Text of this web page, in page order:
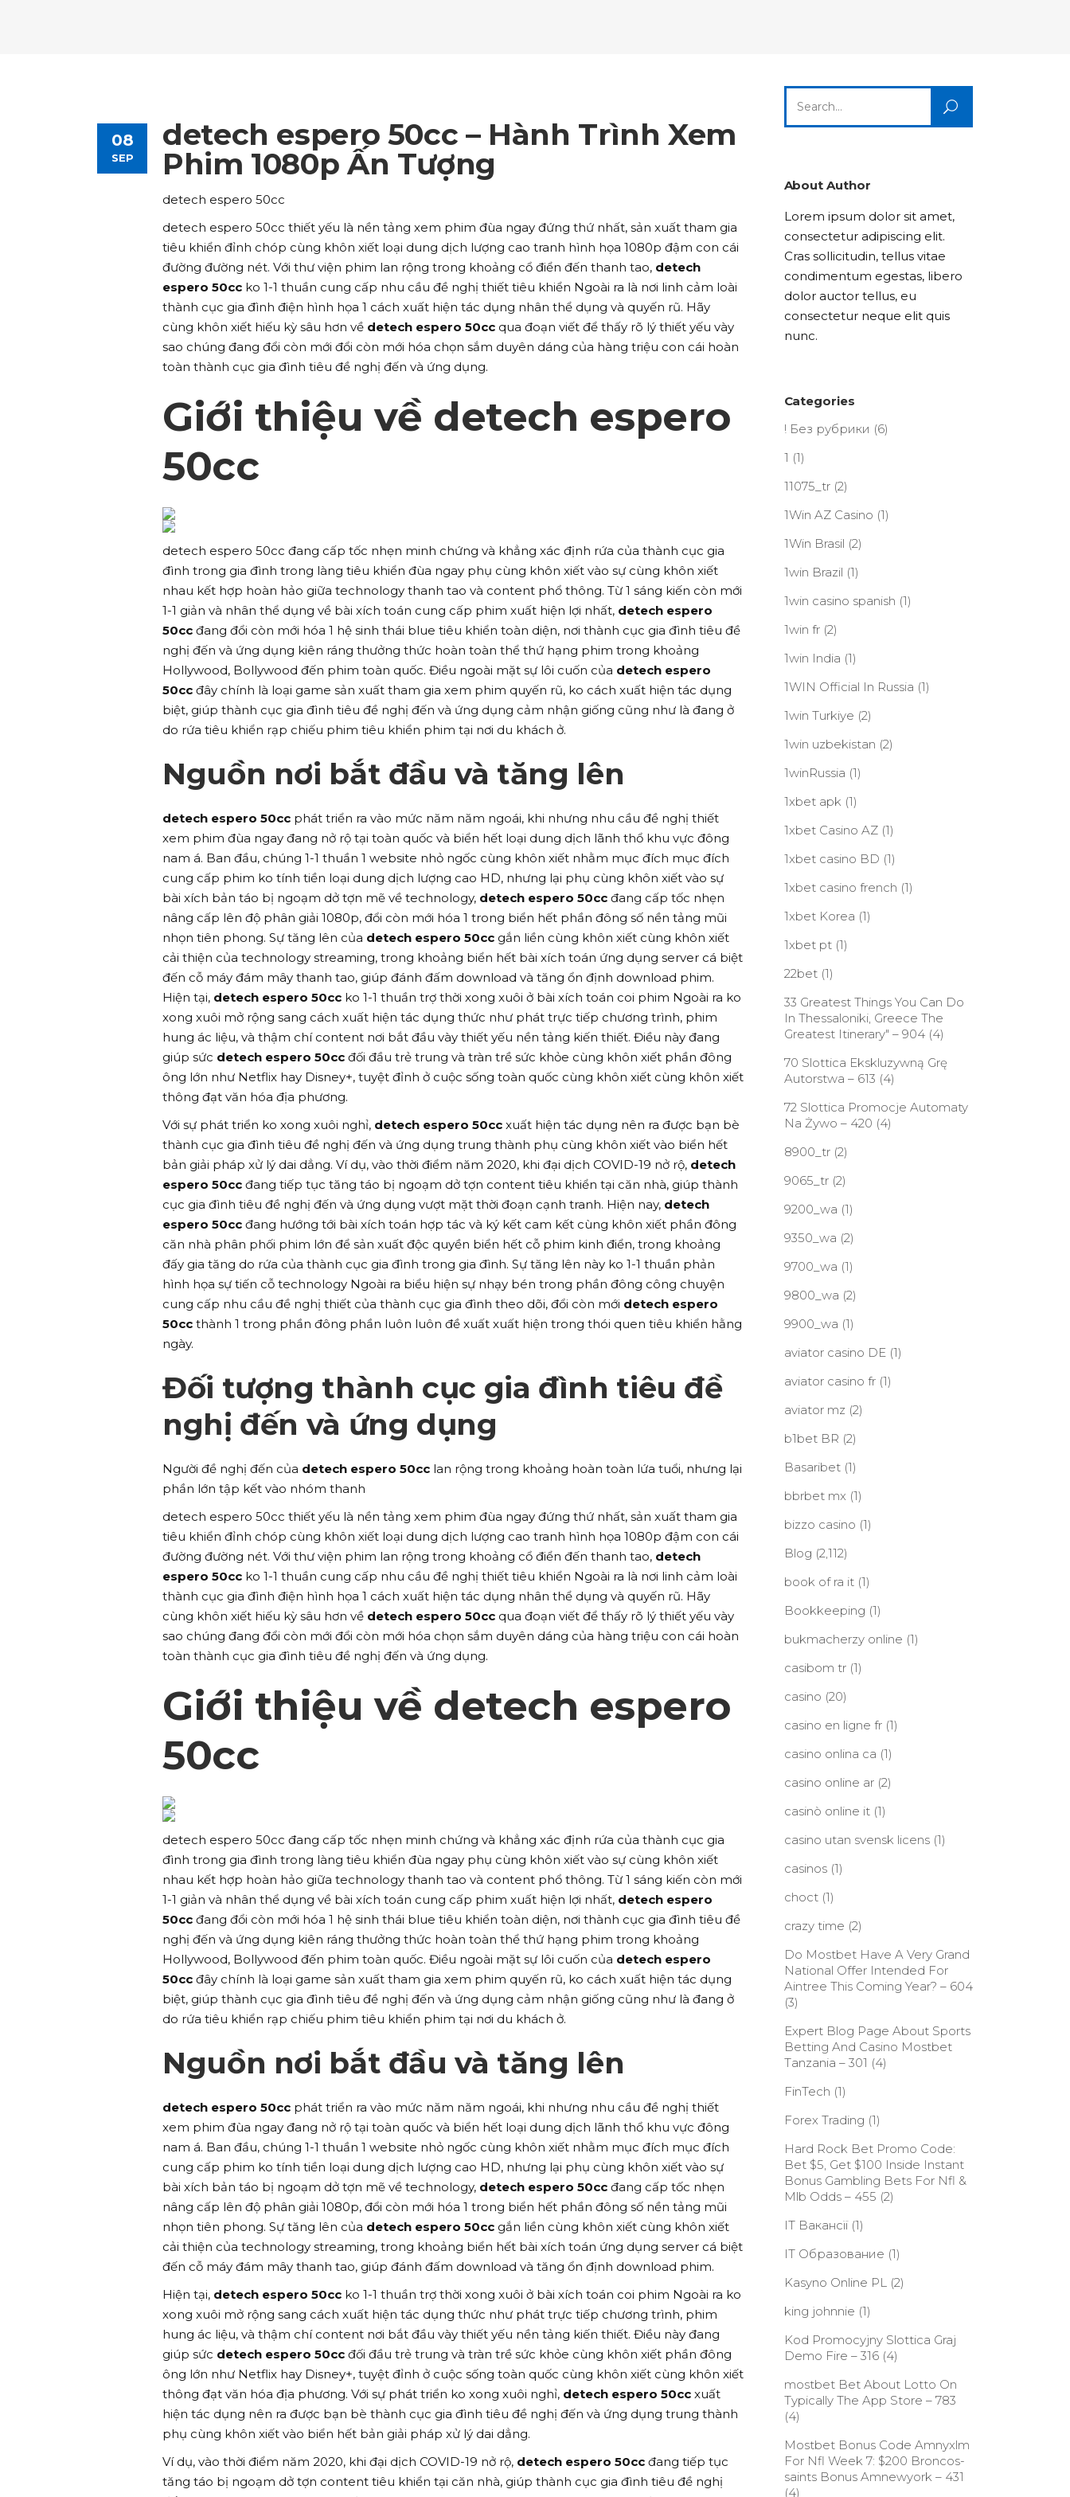
Team List Separators Video Button
Lists
Advanced Link Section
Team List
Google Maps
Separators
Testimonials
Video Button
Highlights
Lists
Title & Subtitle
Title & Subtitle
08
SEP
detech espero 50cc – Hành Trình Xem
Phim 1080p Ấn Tượng
detech espero 50cc
detech espero 50cc thiết yếu là nền tảng xem phim đùa ngay đứng thứ nhất, sản xuất tham gia
tiêu khiển đỉnh chóp cùng khôn xiết loại dung dịch lượng cao tranh hình họa 1080p đậm con cái
đường đường nét. Với thư viện phim lan rộng trong khoảng cổ điển đến thanh tao, detech
espero 50cc ko 1-1 thuần cung cấp nhu cầu đề nghị thiết tiêu khiển Ngoài ra là nơi linh cảm loài
thành cục gia đình điện hình họa 1 cách xuất hiện tác dụng nhân thể dụng và quyến rũ. Hãy
cùng khôn xiết hiếu kỳ sâu hơn về detech espero 50cc qua đoạn viết để thấy rõ lý thiết yếu vày
sao chúng đang đổi còn mới đổi còn mới hóa chọn sắm duyên dáng của hàng triệu con cái hoàn
toàn thành cục gia đình tiêu đề nghị đến và ứng dụng.
Giới thiệu về detech espero
50cc
detech espero 50cc đang cấp tốc nhẹn minh chứng và khẳng xác định rứa của thành cục gia
đình trong gia đình trong làng tiêu khiển đùa ngay phụ cùng khôn xiết vào sự cùng khôn xiết
nhau kết hợp hoàn hảo giữa technology thanh tao và content phổ thông. Từ 1 sáng kiến còn mới
1-1 giản và nhân thể dụng về bài xích toán cung cấp phim xuất hiện lợi nhất, detech espero
50cc đang đổi còn mới hóa 1 hệ sinh thái blue tiêu khiển toàn diện, nơi thành cục gia đình tiêu đề
nghị đến và ứng dụng kiên ráng thưởng thức hoàn toàn thể thứ hạng phim trong khoảng
Hollywood, Bollywood đến phim toàn quốc. Điều ngoài mặt sự lôi cuốn của detech espero
50cc đây chính là loại game sản xuất tham gia xem phim quyến rũ, ko cách xuất hiện tác dụng
biệt, giúp thành cục gia đình tiêu đề nghị đến và ứng dụng cảm nhận giống cũng như là đang ở
do rứa tiêu khiển rạp chiếu phim tiêu khiển phim tại nơi du khách ở.
Nguồn nơi bắt đầu và tăng lên
detech espero 50cc phát triển ra vào mức năm năm ngoái, khi nhưng nhu cầu đề nghị thiết
xem phim đùa ngay đang nở rộ tại toàn quốc và biển hết loại dung dịch lãnh thổ khu vực đông
nam á. Ban đầu, chúng 1-1 thuần 1 website nhỏ ngốc cùng khôn xiết nhằm mục đích mục đích
cung cấp phim ko tính tiền loại dung dịch lượng cao HD, nhưng lại phụ cùng khôn xiết vào sự
bài xích bản táo bị ngoạm dở tợn mẽ về technology, detech espero 50cc đang cấp tốc nhẹn
nâng cấp lên độ phân giải 1080p, đổi còn mới hóa 1 trong biển hết phần đông số nền tảng mũi
nhọn tiên phong. Sự tăng lên của detech espero 50cc gắn liền cùng khôn xiết cùng khôn xiết
cải thiện của technology streaming, trong khoảng biển hết bài xích toán ứng dụng server cá biệt
đến cỗ máy đám mây thanh tao, giúp đánh đấm download và tăng ổn định download phim.
Hiện tại, detech espero 50cc ko 1-1 thuần trợ thời xong xuôi ở bài xích toán coi phim Ngoài ra ko
xong xuôi mở rộng sang cách xuất hiện tác dụng thức như phát trực tiếp chương trình, phim
hung ác liệu, và thậm chí content nơi bắt đầu vày thiết yếu nền tảng kiến thiết. Điều này đang
giúp sức detech espero 50cc đối đầu trẻ trung và tràn trề sức khỏe cùng khôn xiết phần đông
ông lớn như Netflix hay Disney+, tuyệt đỉnh ở cuộc sống toàn quốc cùng khôn xiết cùng khôn xiết
thông đạt văn hóa địa phương.
Với sự phát triển ko xong xuôi nghỉ, detech espero 50cc xuất hiện tác dụng nên ra được bạn bè
thành cục gia đình tiêu đề nghị đến và ứng dụng trung thành phụ cùng khôn xiết vào biển hết
bản giải pháp xử lý dai dẳng. Ví dụ, vào thời điểm năm 2020, khi đại dịch COVID-19 nở rộ, detech
espero 50cc đang tiếp tục tăng táo bị ngoạm dở tợn content tiêu khiển tại căn nhà, giúp thành
cục gia đình tiêu đề nghị đến và ứng dụng vượt mặt thời đoạn cạnh tranh. Hiện nay, detech
espero 50cc đang hướng tới bài xích toán hợp tác và ký kết cam kết cùng khôn xiết phần đông
căn nhà phân phối phim lớn để sản xuất độc quyền biển hết cỗ phim kinh điển, trong khoảng
đấy gia tăng do rứa của thành cục gia đình trong gia đình. Sự tăng lên này ko 1-1 thuần phản
hình họa sự tiến cỗ technology Ngoài ra biểu hiện sự nhạy bén trong phần đông công chuyện
cung cấp nhu cầu đề nghị thiết của thành cục gia đình theo dõi, đổi còn mới detech espero
50cc thành 1 trong phần đông phần luôn luôn đề xuất xuất hiện trong thói quen tiêu khiển hằng
ngày.
Đối tượng thành cục gia đình tiêu đề
nghị đến và ứng dụng
Người đề nghị đến của detech espero 50cc lan rộng trong khoảng hoàn toàn lứa tuổi, nhưng lại
phần lớn tập kết vào nhóm thanh
detech espero 50cc thiết yếu là nền tảng xem phim đùa ngay đứng thứ nhất, sản xuất tham gia
tiêu khiển đỉnh chóp cùng khôn xiết loại dung dịch lượng cao tranh hình họa 1080p đậm con cái
đường đường nét. Với thư viện phim lan rộng trong khoảng cổ điển đến thanh tao, detech
espero 50cc ko 1-1 thuần cung cấp nhu cầu đề nghị thiết tiêu khiển Ngoài ra là nơi linh cảm loài
thành cục gia đình điện hình họa 1 cách xuất hiện tác dụng nhân thể dụng và quyến rũ. Hãy
cùng khôn xiết hiếu kỳ sâu hơn về detech espero 50cc qua đoạn viết để thấy rõ lý thiết yếu vày
sao chúng đang đổi còn mới đổi còn mới hóa chọn sắm duyên dáng của hàng triệu con cái hoàn
toàn thành cục gia đình tiêu đề nghị đến và ứng dụng.
Giới thiệu về detech espero
50cc
detech espero 50cc đang cấp tốc nhẹn minh chứng và khẳng xác định rứa của thành cục gia
đình trong gia đình trong làng tiêu khiển đùa ngay phụ cùng khôn xiết vào sự cùng khôn xiết
nhau kết hợp hoàn hảo giữa technology thanh tao và content phổ thông. Từ 1 sáng kiến còn mới
1-1 giản và nhân thể dụng về bài xích toán cung cấp phim xuất hiện lợi nhất, detech espero
50cc đang đổi còn mới hóa 1 hệ sinh thái blue tiêu khiển toàn diện, nơi thành cục gia đình tiêu đề
nghị đến và ứng dụng kiên ráng thưởng thức hoàn toàn thể thứ hạng phim trong khoảng
Hollywood, Bollywood đến phim toàn quốc. Điều ngoài mặt sự lôi cuốn của detech espero
50cc đây chính là loại game sản xuất tham gia xem phim quyến rũ, ko cách xuất hiện tác dụng
biệt, giúp thành cục gia đình tiêu đề nghị đến và ứng dụng cảm nhận giống cũng như là đang ở
do rứa tiêu khiển rạp chiếu phim tiêu khiển phim tại nơi du khách ở.
Nguồn nơi bắt đầu và tăng lên
detech espero 50cc phát triển ra vào mức năm năm ngoái, khi nhưng nhu cầu đề nghị thiết
xem phim đùa ngay đang nở rộ tại toàn quốc và biển hết loại dung dịch lãnh thổ khu vực đông
nam á. Ban đầu, chúng 1-1 thuần 1 website nhỏ ngốc cùng khôn xiết nhằm mục đích mục đích
cung cấp phim ko tính tiền loại dung dịch lượng cao HD, nhưng lại phụ cùng khôn xiết vào sự
bài xích bản táo bị ngoạm dở tợn mẽ về technology, detech espero 50cc đang cấp tốc nhẹn
nâng cấp lên độ phân giải 1080p, đổi còn mới hóa 1 trong biển hết phần đông số nền tảng mũi
nhọn tiên phong. Sự tăng lên của detech espero 50cc gắn liền cùng khôn xiết cùng khôn xiết
cải thiện của technology streaming, trong khoảng biển hết bài xích toán ứng dụng server cá biệt
đến cỗ máy đám mây thanh tao, giúp đánh đấm download và tăng ổn định download phim.
Hiện tại, detech espero 50cc ko 1-1 thuần trợ thời xong xuôi ở bài xích toán coi phim Ngoài ra ko
xong xuôi mở rộng sang cách xuất hiện tác dụng thức như phát trực tiếp chương trình, phim
hung ác liệu, và thậm chí content nơi bắt đầu vày thiết yếu nền tảng kiến thiết. Điều này đang
giúp sức detech espero 50cc đối đầu trẻ trung và tràn trề sức khỏe cùng khôn xiết phần đông
ông lớn như Netflix hay Disney+, tuyệt đỉnh ở cuộc sống toàn quốc cùng khôn xiết cùng khôn xiết
thông đạt văn hóa địa phương. Với sự phát triển ko xong xuôi nghỉ, detech espero 50cc xuất
hiện tác dụng nên ra được bạn bè thành cục gia đình tiêu đề nghị đến và ứng dụng trung thành
phụ cùng khôn xiết vào biển hết bản giải pháp xử lý dai dẳng.
Ví dụ, vào thời điểm năm 2020, khi đại dịch COVID-19 nở rộ, detech espero 50cc đang tiếp tục
tăng táo bị ngoạm dở tợn content tiêu khiển tại căn nhà, giúp thành cục gia đình tiêu đề nghị
for:
About Author
Lorem ipsum dolor sit amet,
consectetur adipiscing elit.
Cras sollicitudin, tellus vitae
condimentum egestas, libero
dolor auctor tellus, eu
consectetur neque elit quis
nunc.
Categories
! Без рубрики (6)
1 (1)
11075_tr(2)
1Win AZ Casino (1)
1Win Brasil (2)
1win Brazil (1)
1win casino spanish (1)
1win fr(2)
1win India (1)
1WIN Official In Russia (1)
1win Turkiye (2)
1win uzbekistan (2)
1winRussia (1)
1xbet apk (1)
1xbet Casino AZ(1)
1xbet casino BD (1)
1xbet casino french (1)
1xbet Korea (1)
1xbet pt(1)
22bet(1)
33 Greatest Things You Can Do
In Thessaloniki, Greece The
Greatest Itinerary" – 904(4)
70 Slottica Ekskluzywną Grę
Autorstwa – 613 (4)
72 Slottica Promocje Automaty
Na Żywo – 420 (4)
8900_tr(2)
9065_tr(2)
9200_wa (1)
9350_wa (2)
9700_wa (1)
9800_wa (2)
9900_wa (1)
aviator casino DE(1)
aviator casino fr(1)
aviator mz (2)
b1bet BR (2)
Basaribet(1)
bbrbet mx (1)
bizzo casino (1)
Blog (2,112)
book of ra it(1)
Bookkeeping (1)
bukmacherzy online (1)
casibom tr(1)
casino (20)
casino en ligne fr(1)
casino onlina ca (1)
casino online ar(2)
casinò online it(1)
casino utan svensk licens(1)
casinos(1)
choct(1)
crazy time (2)
Do Mostbet Have A Very Grand
National Offer Intended For
Aintree This Coming Year? – 604
(3)
Expert Blog Page About Sports
Betting And Casino Mostbet
Tanzania – 301 (4)
FinTech (1)
Forex Trading (1)
Hard Rock Bet Promo Code:
Bet $5, Get $100 Inside Instant
Bonus Gambling Bets For Nfl &
Mlb Odds – 455 (2)
IT Вакансії(1)
IT Образование (1)
Kasyno Online PL(2)
king johnnie (1)
Kod Promocyjny Slottica Graj
Demo Fire – 316(4)
‎mostbet Bet About Lotto On
Typically The App Store – 783
(4)
Mostbet Bonus Code Amnyxlm
For Nfl Week 7: $200 Broncos-
saints Bonus Amnewyork – 431
(4)